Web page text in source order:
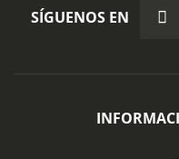
SÍGUENOS EN